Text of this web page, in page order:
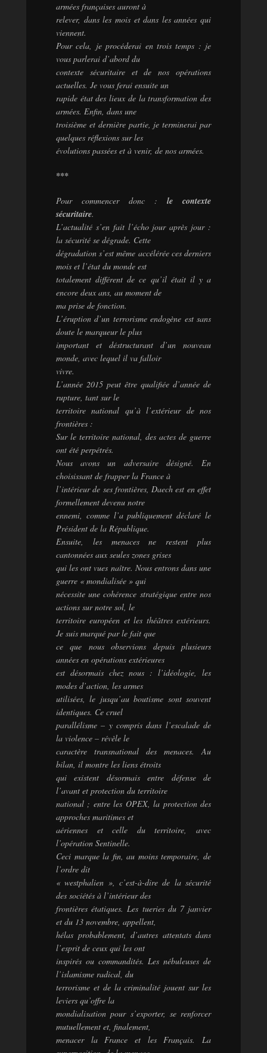
armées françaises auront à
relever, dans les mois et dans les années qui
viennent.
Pour cela, je procéderai en trois temps : je
vous parlerai d’abord du
contexte sécuritaire et de nos opérations
actuelles. Je vous ferai ensuite un
rapide état des lieux de la transformation des
armées. Enfin, dans une
troisième et dernière partie, je terminerai par
quelques réflexions sur les
évolutions passées et à venir, de nos armées.
***
Pour commencer donc : le contexte
sécuritaire.
L’actualité s’en fait l’écho jour après jour :
la sécurité se dégrade. Cette
dégradation s’est même accélérée ces derniers
mois et l’état du monde est
totalement différent de ce qu’il était il y a
encore deux ans, au moment de
ma prise de fonction.
L’éruption d’un terrorisme endogène est sans
doute le marqueur le plus
important et déstructurant d’un nouveau
monde, avec lequel il va falloir
vivre.
L’année 2015 peut être qualifiée d’année de
rupture, tant sur le
territoire national qu’à l’extérieur de nos
frontières :
Sur le territoire national, des actes de guerre
ont été perpétrés.
Nous avons un adversaire désigné. En
choisissant de frapper la France à
l’intérieur de ses frontières, Daech est en effet
formellement devenu notre
ennemi, comme l’a publiquement déclaré le
Président de la République.
Ensuite, les menaces ne restent plus
cantonnées aux seules zones grises
qui les ont vues naître. Nous entrons dans une
guerre « mondialisée » qui
nécessite une cohérence stratégique entre nos
actions sur notre sol, le
territoire européen et les théâtres extérieurs.
Je suis marqué par le fait que
ce que nous observions depuis plusieurs
années en opérations extérieures
est désormais chez nous : l’idéologie, les
modes d’action, les armes
utilisées, le jusqu’au boutisme sont souvent
identiques. Ce cruel
parallélisme – y compris dans l’escalade de
la violence – révèle le
caractère transnational des menaces. Au
bilan, il montre les liens étroits
qui existent désormais entre défense de
l’avant et protection du territoire
national ; entre les OPEX, la protection des
approches maritimes et
aériennes et celle du territoire, avec
l’opération Sentinelle.
Ceci marque la fin, au moins temporaire, de
l’ordre dit
« westphalien », c’est-à-dire de la sécurité
des sociétés à l’intérieur des
frontières étatiques. Les tueries du 7 janvier
et du 13 novembre, appellent,
hélas probablement, d’autres attentats dans
l’esprit de ceux qui les ont
inspirés ou commandités. Les nébuleuses de
l’islamisme radical, du
terrorisme et de la criminalité jouent sur les
leviers qu’offre la
mondialisation pour s’exporter, se renforcer
mutuellement et, finalement,
menacer la France et les Français. La